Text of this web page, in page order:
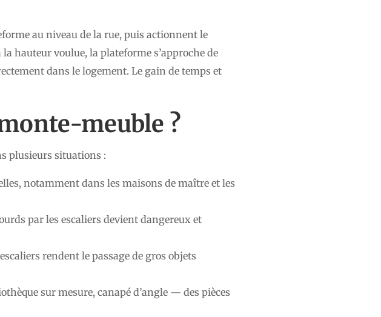
au niveau de la rue, puis actionnent le
hauteur voulue, la plateforme s’approche de
dans le logement. Le gain de temps et
meuble ?
plusieurs situations :
notamment dans les maisons de maître et les
par les escaliers devient dangereux et
rendent le passage de gros objets
sur mesure, canapé d’angle — des pièces